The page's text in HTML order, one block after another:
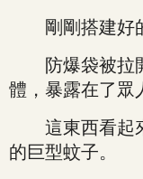
剛剛搭建好的
防爆袋被拉開
體，暴露在了眾
這東西看起來
的巨型蚊子。